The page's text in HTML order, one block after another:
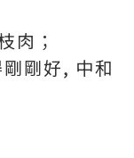
肉；
剛好, 中和